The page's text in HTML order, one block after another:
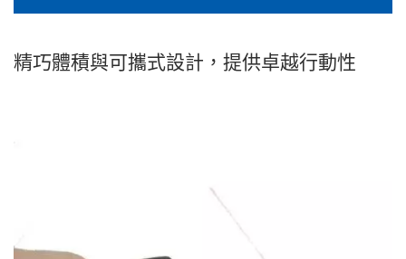
精巧體積與可攜式設計，提供卓越行動性